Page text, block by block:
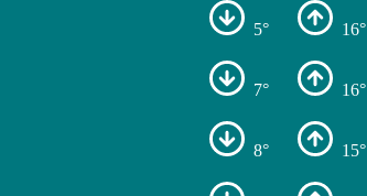
5° 16°
7° 16°
8° 15°